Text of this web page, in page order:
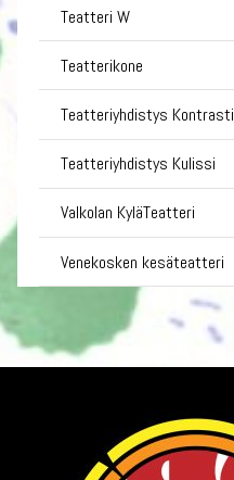
Teatteri W
Teatterikone
Teatteriyhdistys Kontrasti
Teatteriyhdistys Kulissi
Valkolan KyläTeatteri
Venekosken kesäteatteri